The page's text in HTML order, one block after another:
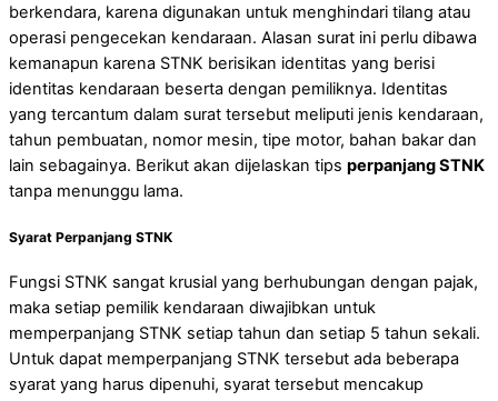
berkendara, karena digunakan untuk menghindari tilang atau
operasi pengecekan kendaraan. Alasan surat ini perlu dibawa
kemanapun karena STNK berisikan identitas yang berisi
identitas kendaraan beserta dengan pemiliknya. Identitas
yang tercantum dalam surat tersebut meliputi jenis kendaraan,
tahun pembuatan, nomor mesin, tipe motor, bahan bakar dan
lain sebagainya. Berikut akan dijelaskan tips perpanjang STNK
tanpa menunggu lama.
Syarat Perpanjang STNK
Fungsi STNK sangat krusial yang berhubungan dengan pajak,
maka setiap pemilik kendaraan diwajibkan untuk
memperpanjang STNK setiap tahun dan setiap 5 tahun sekali.
Untuk dapat memperpanjang STNK tersebut ada beberapa
syarat yang harus dipenuhi, syarat tersebut mencakup